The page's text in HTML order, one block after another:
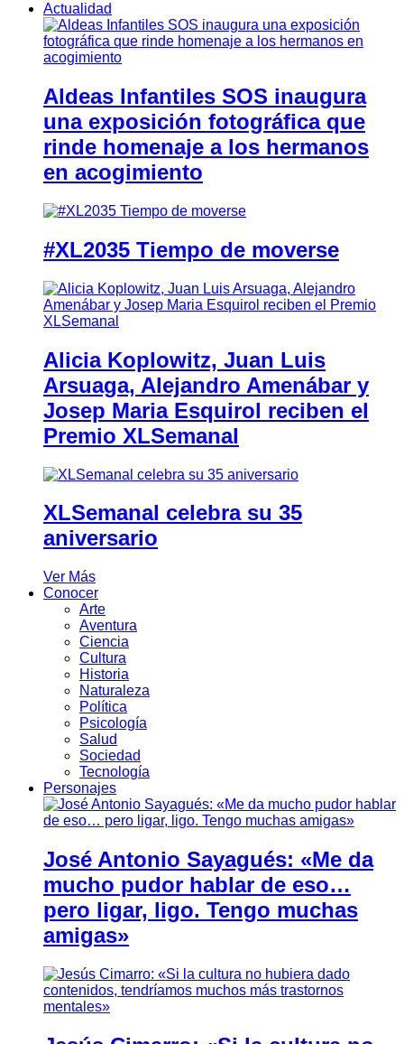
Actualidad
Aldeas Infantiles SOS inaugura
una exposición fotográfica que
rinde homenaje a los hermanos
en acogimiento
#XL2035 Tiempo de moverse
Alicia Koplowitz, Juan Luis
Arsuaga, Alejandro Amenábar y
Josep Maria Esquirol reciben el
Premio XLSemanal
XLSemanal celebra su 35
aniversario
Ver Más
Conocer
Arte
Aventura
Ciencia
Cultura
Historia
Naturaleza
Política
Psicología
Salud
Sociedad
Tecnología
Personajes
José Antonio Sayagués: «Me da
mucho pudor hablar de eso…
pero ligar, ligo. Tengo muchas
amigas»